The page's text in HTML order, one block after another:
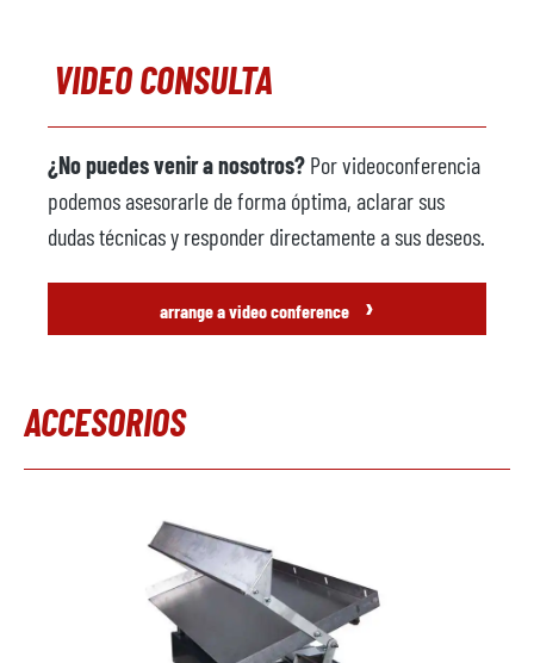
VIDEO CONSULTA
¿No puedes venir a nosotros? Por videoconferencia
podemos asesorarle de forma óptima, aclarar sus
dudas técnicas y responder directamente a sus deseos.
arrange a video conference ›
ACCESORIOS